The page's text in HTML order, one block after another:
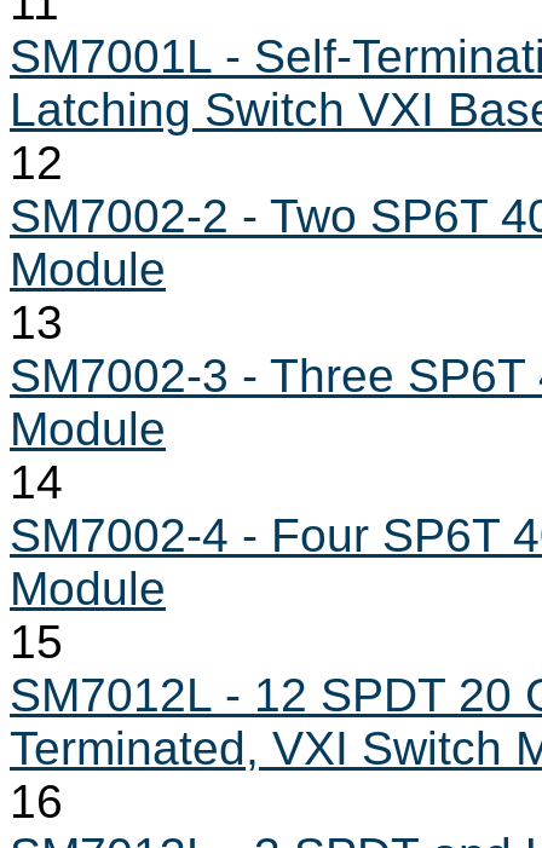
SM7001L - Self-
Latching Switch VXI
12
SM7002-2 - Two SP6T
Module
13
SM7002-3 - Three
Module
14
SM7002-4 - Four SP6T
Module
15
SM7012L - 12 SPDT 20
Terminated, VXI Switch
16